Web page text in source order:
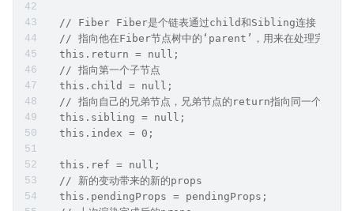
// Fiber Fiber是个链表通过child和Sibling连接，遍历
// 指向他在Fiber节点树中的‘parent’，用来在处理完这个
  this.return = null;
  // 指向第一个子节点
  this.child = null;
  // 指向自己的兄弟节点，兄弟节点的return指向同一个副节点
  this.sibling = null;
  this.index = 0;
  this.ref = null;
  // 新的变动带来的新的props
  this.pendingProps = pendingProps;